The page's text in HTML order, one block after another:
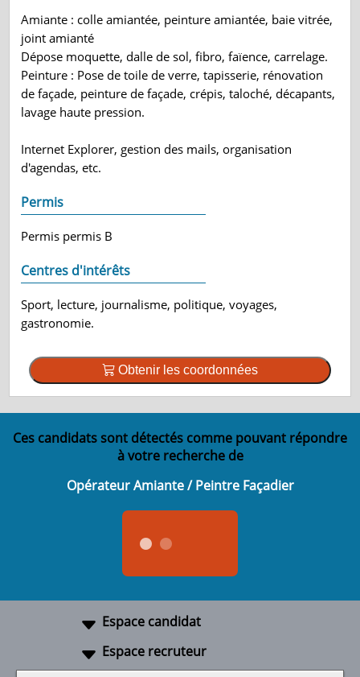
Amiante : colle amiantée, peinture amiantée, baie vitrée,
joint amianté
Dépose moquette, dalle de sol, fibro, faïence, carrelage.
Peinture : Pose de toile de verre, tapisserie, rénovation
de façade, peinture de façade, crépis, taloché, décapants,
lavage haute pression.
Internet Explorer, gestion des mails, organisation
d'agendas, etc.
Permis
Permis permis B
Centres d'intérêts
Sport, lecture, journalisme, politique, voyages,
gastronomie.
Obtenir les coordonnées
Ces candidats sont détectés comme pouvant répondre
à votre recherche de
Opérateur Amiante / Peintre Façadier
Espace candidat
Espace recruteur